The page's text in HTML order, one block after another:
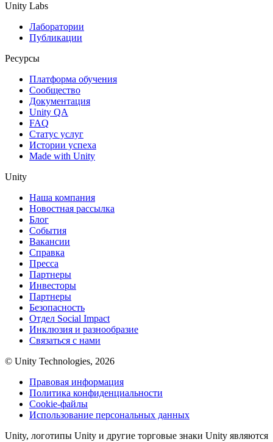
Unity Labs
Лаборатории
Публикации
Ресурсы
Платформа обучения
Сообщество
Документация
Unity QA
FAQ
Статус услуг
Истории успеха
Made with Unity
Unity
Наша компания
Новостная рассылка
Блог
События
Вакансии
Справка
Пресса
Партнеры
Инвесторы
Партнеры
Безопасность
Отдел Social Impact
Инклюзия и разнообразие
Связаться с нами
© Unity Technologies, 2026
Правовая информация
Политика конфиденциальности
Cookie-файлы
Использование персональных данных
Unity, логотипы Unity и другие торговые знаки Unity являются